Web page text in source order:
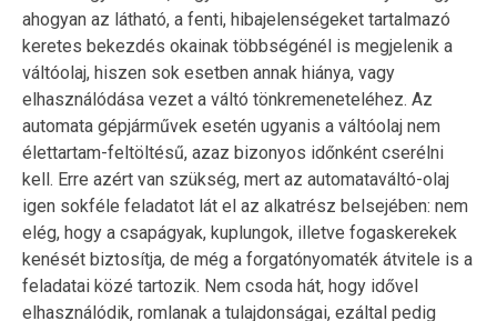
ahogyan az látható, a fenti, hibajelenségeket tartalmazó
keretes bekezdés okainak többségénél is megjelenik a
váltóolaj, hiszen sok esetben annak hiánya, vagy
elhasználódása vezet a váltó tönkremeneteléhez. Az
automata gépjárművek esetén ugyanis a váltóolaj nem
élettartam-feltöltésű, azaz bizonyos időnként cserélni
kell. Erre azért van szükség, mert az automataváltó-olaj
igen sokféle feladatot lát el az alkatrész belsejében: nem
elég, hogy a csapágyak, kuplungok, illetve fogaskerekek
kenését biztosítja, de még a forgatónyomaték átvitele is a
feladatai közé tartozik. Nem csoda hát, hogy idővel
elhasználódik, romlanak a tulajdonságai, ezáltal pedig